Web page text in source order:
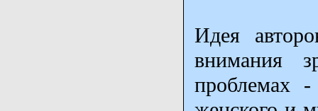
Идея
внимания
проблемах